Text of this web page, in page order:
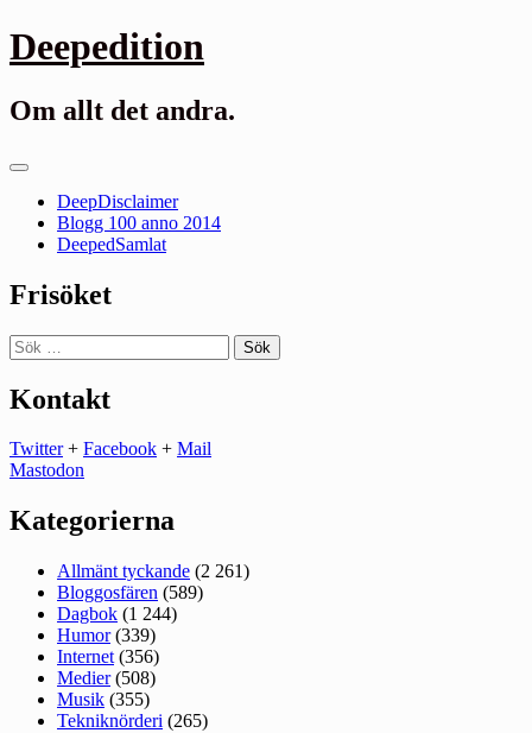
Gå
till
Deepedition
Om allt det andra.
Primär
DeepDisclaimer
Blogg 100 anno 2014
DeepedSamlat
Frisöket
Sök
efter:
Kontakt
Twitter+ Facebook + Mail
Mastodon
Kategorierna
Allmänt tyckande (2 261)
Bloggosfären (589)
Dagbok (1 244)
Humor(339)
Internet (356)
Medier(508)
Musik (355)
Tekniknörderi (265)